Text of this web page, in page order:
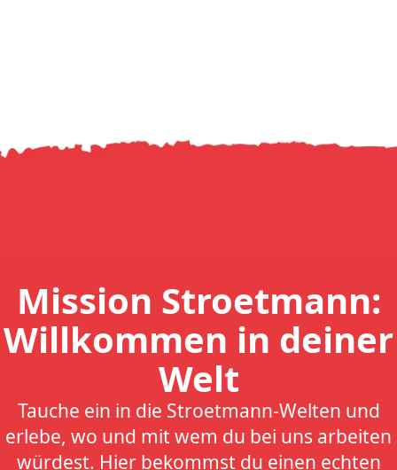
Mission Stroetmann:
Willkommen in deiner
Welt
Tauche ein in die Stroetmann-Welten und
erlebe, wo und mit wem du bei uns arbeiten
würdest. Hier bekommst du einen echten